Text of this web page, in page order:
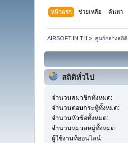
หน้าแรก ช่วยเหลือ ค้นหา
AIRSOFT.IN.TH » ศูนย์กลางสถิติ
สถิติทั่วไป
จำนวนสมาชิกทั้งหมด:
จำนวนตอบกระทู้ทั้งหมด:
จำนวนหัวข้อทั้งหมด:
จำนวนหมวดหมู่ทั้งหมด:
ผู้ใช้งานที่ออนไลน์: